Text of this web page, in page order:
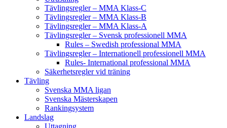
Tävlingsregler – MMA Klass-C
Tävlingsregler – MMA Klass-B
Tävlingsregler – MMA Klass-A
Tävlingsregler – Svensk professionell MMA
Rules – Swedish professional MMA
Tävlingsregler – Internationell professionell MMA
Rules- International professional MMA
Säkerhetsregler vid träning
Tävling
Svenska MMA ligan
Svenska Mästerskapen
Rankingsystem
Landslag
Uttagning